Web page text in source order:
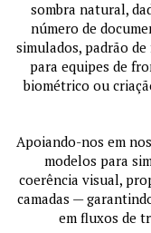
sombra natural,
número de
simulados, padrão
para equipes de
biométrico ou
Apoiando-nos em
modelos para
coerência visual,
camadas —
em fluxos de